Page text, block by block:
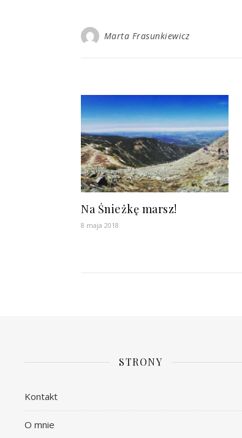
Marta Frasunkiewicz
Na Śnieżkę marsz!
8 maja 2018
STRONY
Kontakt
O mnie